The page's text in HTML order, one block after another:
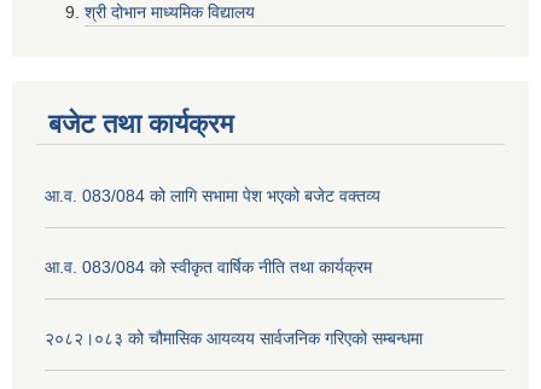
श्री दोभान माध्यमिक विद्यालय
बजेट तथा कार्यक्रम
आ.व. 083/084 को लागि सभामा पेश भएको बजेट वक्तव्य
आ.व. 083/084 को स्वीकृत वार्षिक नीति तथा कार्यक्रम
२०८२।०८३ को चौमासिक आयव्यय सार्वजनिक गरिएको सम्बन्धमा